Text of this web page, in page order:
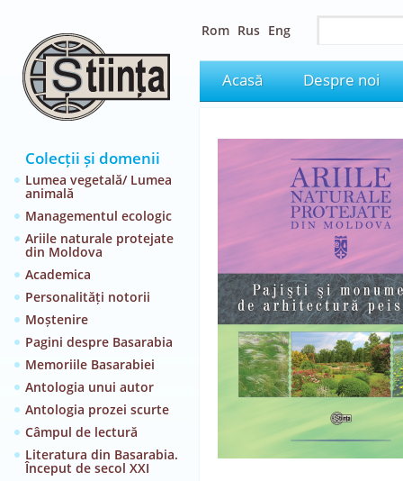
Colecții și domenii
Lumea vegetală/ Lumea
animală
Managementul ecologic
Ariile naturale protejate
din Moldova
Academica
Personalități notorii
Moștenire
Pagini despre Basarabia
Memoriile Basarabiei
Antologia unui autor
Antologia prozei scurte
Câmpul de lectură
Literatura din Basarabia.
Început de secol XXI
Rom Rus Eng
Acasă Despre noi